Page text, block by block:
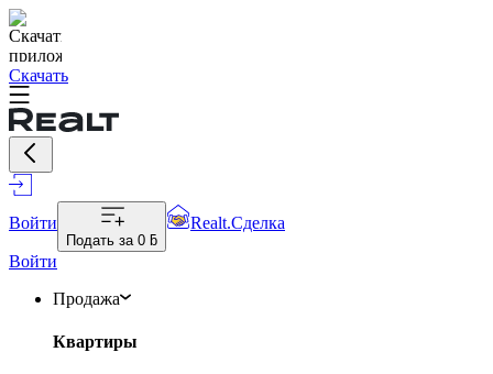
Скачать
Войти
Подать за 0 ƃ
Realt.Сделка
Войти
Продажа
Квартиры